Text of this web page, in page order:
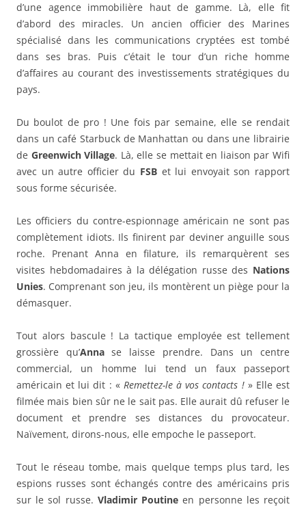
d’une agence immobilière haut de gamme. Là, elle fit
d’abord des miracles. Un ancien officier des Marines
spécialisé dans les communications cryptées est tombé
dans ses bras. Puis c’était le tour d’un riche homme
d’affaires au courant des investissements stratégiques du
pays.
Du boulot de pro ! Une fois par semaine, elle se rendait
dans un café Starbuck de Manhattan ou dans une librairie
de Greenwich Village. Là, elle se mettait en liaison par Wifi
avec un autre officier du FSB et lui envoyait son rapport
sous forme sécurisée.
Les officiers du contre-espionnage américain ne sont pas
complètement idiots. Ils finirent par deviner anguille sous
roche. Prenant Anna en filature, ils remarquèrent ses
visites hebdomadaires à la délégation russe des Nations
Unies. Comprenant son jeu, ils montèrent un piège pour la
démasquer.
Tout alors bascule ! La tactique employée est tellement
grossière qu’Annase laisse prendre. Dans un centre
commercial, un homme lui tend un faux passeport
américain et lui dit : «Remettez-le à vos contacts !» Elle est
filmée mais bien sûr ne le sait pas. Elle aurait dû refuser le
document et prendre ses distances du provocateur.
Naïvement, dirons-nous, elle empoche le passeport.
Tout le réseau tombe, mais quelque temps plus tard, les
espions russes sont échangés contre des américains pris
sur le sol russe. Vladimir Poutine en personne les reçoit